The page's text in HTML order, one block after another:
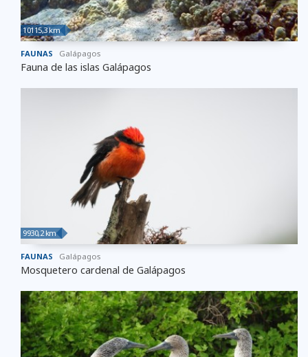
10115,3 km
FAUNAS Galápagos
Fauna de las islas Galápagos
9930,2 km
FAUNAS Galápagos
Mosquetero cardenal de Galápagos